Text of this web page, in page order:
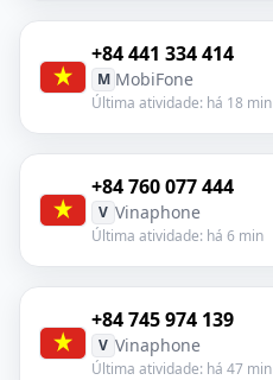
+84 441 334 414
M MobiFone
Última atividade: há 18 min
+84 760 077 444
V Vinaphone
Última atividade: há 6 min
+84 745 974 139
V Vinaphone
Última atividade: há 47 min